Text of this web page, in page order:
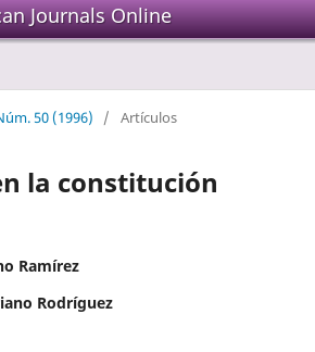
Journals Online
50 (1996) / Artículos
la constitución
Ramírez
Rodríguez